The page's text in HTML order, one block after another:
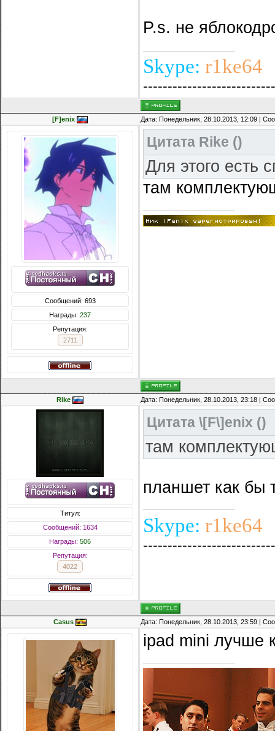
P.s. не
Skype: r1ke64
[F]enix Дата: Понедельник, 28.10.2013, 12:09 |
Сообщений: 693
Награды: 237
Репутация:
2711
Цитата Rike ()
Для этого есть
там
Rike Дата: Понедельник, 28.10.2013, 23:18 |
Титул:
Сообщений: 1634
Награды: 506
Репутация:
4022
Цитата \[F\]enix ()
там
планшет как бы
Skype: r1ke64
Casus Дата: Понедельник, 28.10.2013, 23:59 |
ipad mini лучше